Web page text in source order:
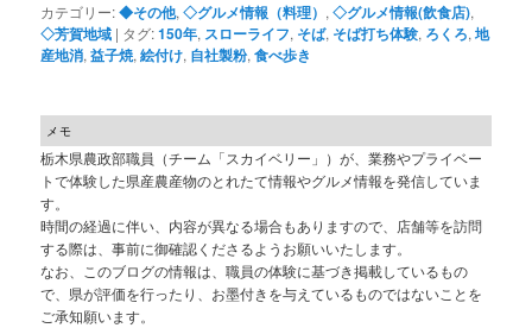
カテゴリー:◆その他,◇グルメ情報（料理） ,◇グルメ情報(飲食店),
◇芳賀地域 | タグ:150年, スローライフ, そば, そば打ち体験, ろくろ,地
産地消,益子焼,絵付け, 自社製粉,食べ歩き
メモ
栃木県農政部職員（チーム「スカイベリー」）が、業務やプライベー
トで体験した県産農産物のとれたて情報やグルメ情報を発信していま
す。
時間の経過に伴い、内容が異なる場合もありますので、店舗等を訪問
する際は、事前に御確認くださるようお願いいたします。
なお、このブログの情報は、職員の体験に基づき掲載しているもの
で、県が評価を行ったり、お墨付きを与えているものではないことを
ご承知願います。